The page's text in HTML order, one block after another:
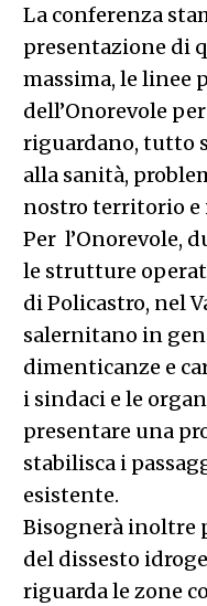
La conferenza
presentazione di
massima, le linee
dell’Onorevole
riguardano, tutto
alla sanità,
nostro territorio e
Per l’Onorevole,
le strutture
di Policastro, nel
salernitano in
dimenticanze e
i sindaci e le
presentare una
stabilisca i
esistente.
Bisognerà inoltre
del dissesto
riguarda le zone